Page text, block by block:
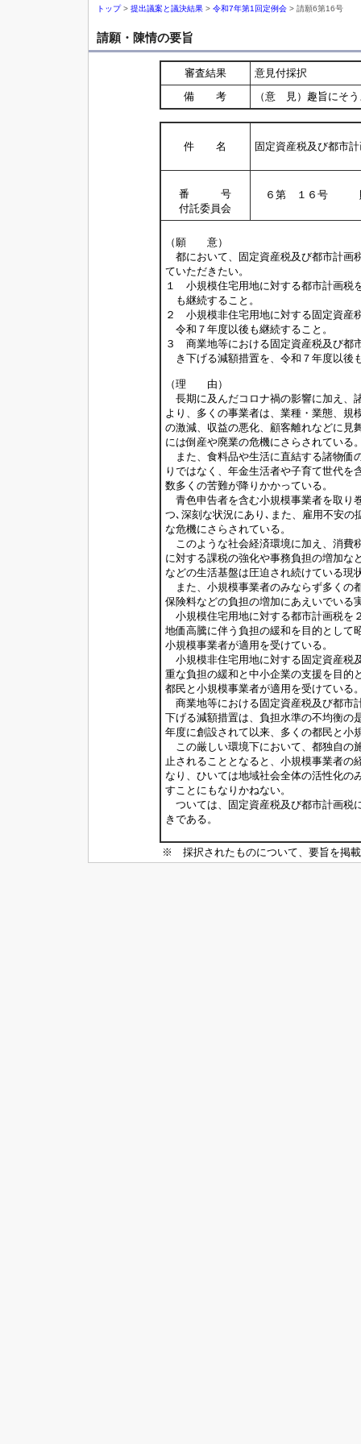
トップ> 提出議案と議決結果 > 令和7年第1回定例会 > 請願6第16号
請願・陳情の要旨
審査結果
意見付採択
備 考
（意 見）趣旨にそ
件 名 固定資産税及び都市
番 号
付託委員会
６第 １６号
（願 意）
都において、固定資産税及び都市計画
ていただきたい。
１ 小規模住宅用地に対する都市計画税
も継続すること。
２ 小規模非住宅用地に対する固定資産
令和７年度以後も継続すること。
３ 商業地等における固定資産税及び都
き下げる減額措置を、令和７年度以後
（理 由）
長期に及んだコロナ禍の影響に加え、
より、多くの事業者は、業種・業態、規
の激減、収益の悪化、顧客離れなどに見
には倒産や廃業の危機にさらされている
また、食料品や生活に直結する諸物価
りではなく、年金生活者や子育て世代を
数多くの苦難が降りかかっている。
青色申告者を含む小規模事業者を取り
つ､深刻な状況にあり､また、雇用不安の
な危機にさらされている。
このような社会経済環境に加え、消費
に対する課税の強化や事務負担の増加な
などの生活基盤は圧迫され続けている現
また、小規模事業者のみならず多くの
保険料などの負担の増加にあえいでいる
小規模住宅用地に対する都市計画税を
地価高騰に伴う負担の緩和を目的として
小規模事業者が適用を受けている。
小規模非住宅用地に対する固定資産税
重な負担の緩和と中小企業の支援を目的
都民と小規模事業者が適用を受けている
商業地等における固定資産税及び都市
下げる減額措置は、負担水準の不均衡の
年度に創設されて以来、多くの都民と小
この厳しい環境下において、都独自の
止されることとなると、小規模事業者の
なり、ひいては地域社会全体の活性化の
すことにもなりかねない。
ついては、固定資産税及び都市計画税
きである。
※ 採択されたものについて、要旨を掲